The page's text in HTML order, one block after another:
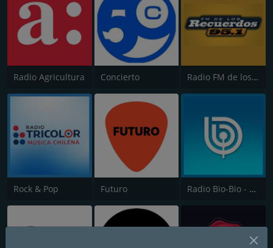
Radio Agricultura Concierto Radio FM de los Recuerdos
Rock & Pop Futuro Radio Bio-Bio - Concepción